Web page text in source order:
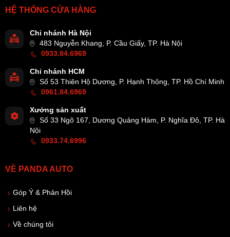
HỆ THỐNG CỬA HÀNG
Chi nhánh Hà Nội
483 Nguyễn Khang, P. Cầu Giấy, TP. Hà Nội
0933.84.6969
Chi nhánh HCM
Số 53 Thiên Hộ Dương, P. Hạnh Thông, TP. Hồ Chí Minh
0961.84.6969
Xưởng sản xuất
Số 33 Ngõ 167, Dương Quảng Hàm, P. Nghĩa Đô, TP. Hà
Nội
0933.74.6996
VỀ PANDA AUTO
Góp Ý & Phản Hồi
Liên hệ
Về chúng tôi